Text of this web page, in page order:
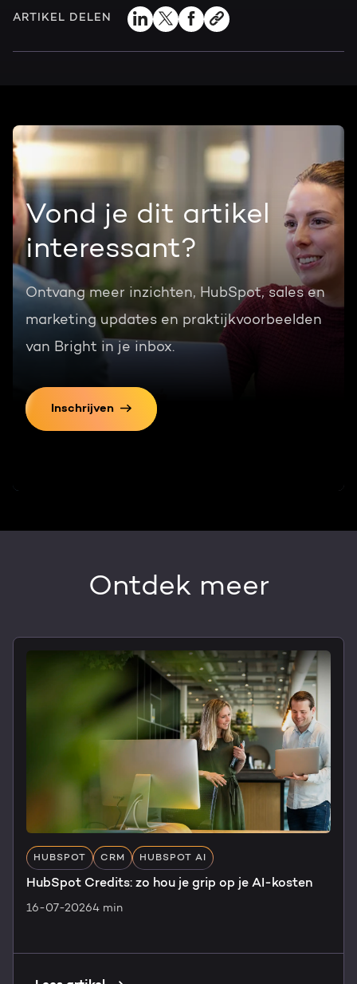
ARTIKEL DELEN
Vond je dit artikel
interessant?
Ontvang meer inzichten, HubSpot, sales en
marketing updates en praktijkvoorbeelden
van Bright in je inbox.
Inschrijven
Ontdek meer
HUBSPOT CRM HUBSPOT AI
HubSpot Credits: zo hou je grip op je AI-kosten
16-07-20264 min